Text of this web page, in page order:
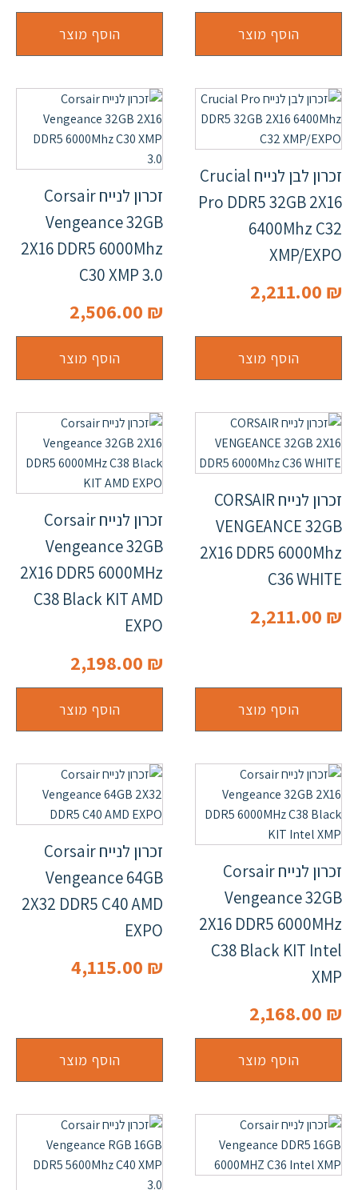
הוסף מוצר הוסף מוצר
זכרון לבן לנייח Crucial
Pro DDR5 32GB 2X16
6400Mhz C32
XMP/EXPO
2,211.00 ₪
הוסף מוצר
זכרון לנייח Corsair
Vengeance 32GB
2X16 DDR5 6000Mhz
C30 XMP 3.0
2,506.00 ₪
הוסף מוצר
זכרון לנייח CORSAIR
VENGEANCE 32GB
2X16 DDR5 6000Mhz
C36 WHITE
2,211.00 ₪
הוסף מוצר
זכרון לנייח Corsair
Vengeance 32GB
2X16 DDR5 6000MHz
C38 Black KIT AMD
EXPO
2,198.00 ₪
הוסף מוצר
זכרון לנייח Corsair
Vengeance 32GB
2X16 DDR5 6000MHz
C38 Black KIT Intel
XMP
2,168.00 ₪
הוסף מוצר
זכרון לנייח Corsair
Vengeance 64GB
2X32 DDR5 C40 AMD
EXPO
4,115.00 ₪
הוסף מוצר